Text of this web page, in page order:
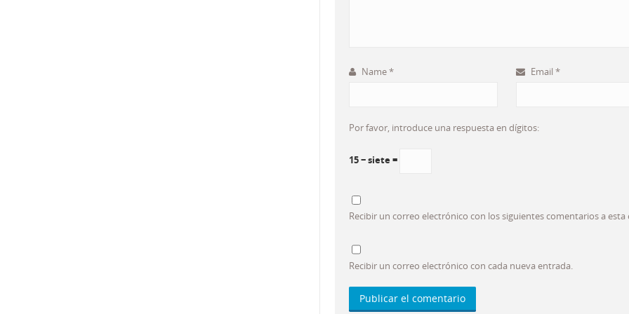
Name* Email *
Por favor, introduce una respuesta en dígitos:
15 − siete =
Recibir un correo electrónico con los siguientes comentarios a esta
Recibir un correo electrónico con cada nueva entrada.